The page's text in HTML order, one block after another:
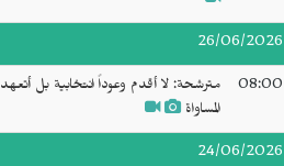
26/06/2026
08:00
مترشحة: لا أقدم وعوداً انتخابية بل
المساواة
24/06/2026